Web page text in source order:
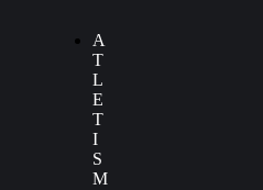
A
T
L
E
T
I
S
M